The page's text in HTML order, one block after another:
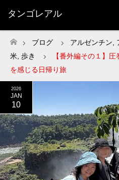
タンゴレアル
ホーム
ブログ アルゼンチン
米 歩き
【番外編その１】
を感じる日帰り旅
2026
JAN
10